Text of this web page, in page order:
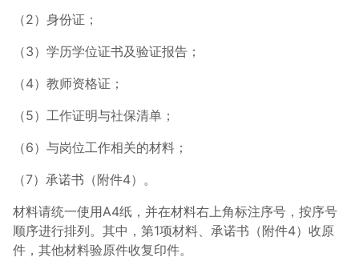
（2）身份证；
（3）学历学位证书及验证报告；
（4）教师资格证；
（5）工作证明与社保清单；
（6）与岗位工作相关的材料；
（7）承诺书（附件4）。
材料请统一使用A4纸，并在材料右上角标注序号，按序号
顺序进行排列。其中，第1项材料、承诺书（附件4）收原
件，其他材料验原件收复印件。